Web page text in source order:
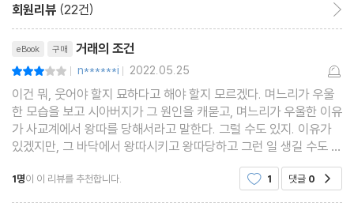
회원리뷰 (22건)
eBook 구매 거래의 조건
| n******i | 2022.05.25
이건 뭐, 웃어야 할지 묘하다고 해야 할지 모르겠다. 며느리가 우울
한 모습을 보고 시아버지가 그 원인을 캐묻고, 며느리가 우울한 이유
가 사교계에서 왕따를 당해서라고 말한다. 그럴 수도 있지. 이유가
있겠지만, 그 바닥에서 왕따시키고 왕따당하고 그런 일 생길 수도 있
지. 하지만 궁금한 건 며느리의 남편은 보이지도 않고, 며느리의 우
울함을 왜 시아버지가 달래주려고 하는가.
1명이 이 리뷰를 추천합니다. 1 댓글 0